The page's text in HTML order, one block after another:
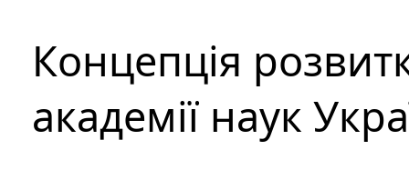
Концепція
академії наук